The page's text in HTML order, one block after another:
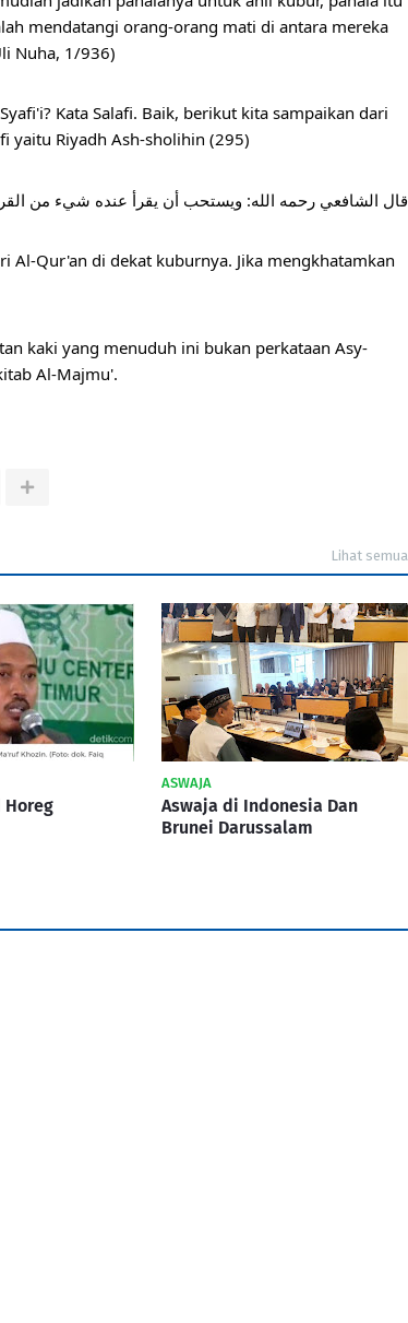
mendatangi orang-orang mati di antara mereka
Nuha, 1/936)
Kata Salafi. Baik, berikut kita sampaikan dari
yaitu Riyadh Ash-sholihin (295)
ﻗﺎﻝ اﻟﺸﺎﻓﻌﻲ ﺭﺣﻤﻪ اﻟﻠﻪ: ﻭﻳﺴﺘﺤﺐ ﺃﻥ ﻳﻘﺮﺃ ﻋﻨﺪﻩ ﺷﻲء ﻣﻦ
Al-Qur'an di dekat kuburnya. Jika mengkhatamkan
kaki yang menuduh ini bukan perkataan Asy-
Al-Majmu'.
Lihat semua
Horeg
ASWAJA
Aswaja di Indonesia Dan
Brunei Darussalam